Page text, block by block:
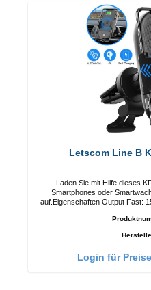
Laden Sie mit Hilfe dieses
Smartphones oder
auf.Eigenschaften Output Fast: 15W /10W Standart: 5W QI-Standart
Login für